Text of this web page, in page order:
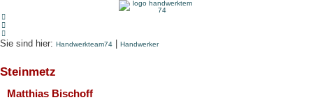
Sie sind hier: Handwerkteam74 | Handwerker
Steinmetz
Matthias Bischoff